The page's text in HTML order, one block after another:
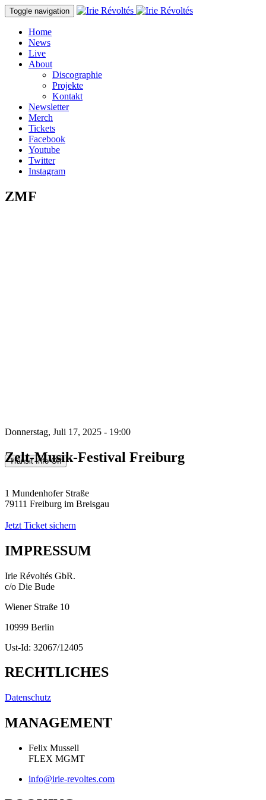
Direkt zum Inhalt
Toggle navigation
Home
News
Live
About
Discographie
Projekte
Kontakt
Newsletter
Merch
Tickets
Facebook
Youtube
Twitter
Instagram
ZMF
Donnerstag, Juli 17, 2025 - 19:00
Zelt-Musik-Festival Freiburg
1 Mundenhofer Straße
79111 Freiburg im Breisgau
Jetzt Ticket sichern
IMPRESSUM
Irie Révoltés GbR.
c/o Die Bude
Wiener Straße 10
10999 Berlin
Ust-Id: 32067/12405
RECHTLICHES
Datenschutz
MANAGEMENT
Felix Mussell
FLEX MGMT
info@irie-revoltes.com